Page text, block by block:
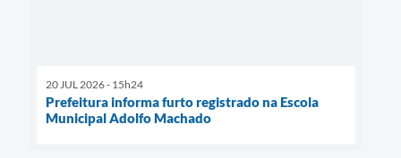
20 JUL 2026 - 15h24
Prefeitura informa furto registrado na Escola
Municipal Adolfo Machado